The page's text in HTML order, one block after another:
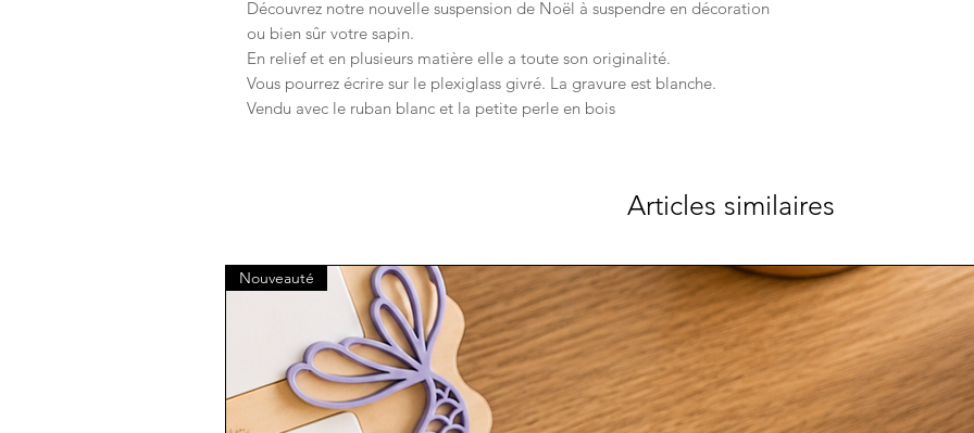
Découvrez notre nouvelle suspension de Noël à suspendre en décoration
ou bien sûr votre sapin.
En relief et en plusieurs matière elle a toute son originalité.
Vous pourrez écrire sur le plexiglass givré. La gravure est blanche.
Vendu avec le ruban blanc et la petite perle en bois
Articles similaires
Nouveauté